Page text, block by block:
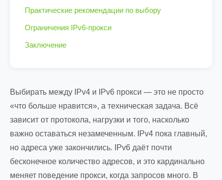
Практические рекомендации по выбору
Ограничения IPv6-прокси
Заключение
Выбирать между IPv4 и IPv6 прокси — это не просто
«что больше нравится», а техническая задача. Всё
зависит от протокола, нагрузки и того, насколько
важно оставаться незамеченным. IPv4 пока главный,
но адреса уже закончились. IPv6 даёт почти
бесконечное количество адресов, и это кардинально
меняет поведение прокси, когда запросов много. В